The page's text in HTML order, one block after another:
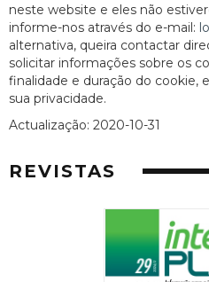
neste website e eles não
informe-nos através do e-mail:
alternativa, queira contactar
solicitar informações sobre os
finalidade e duração do cookie,
sua privacidade.
Actualização: 2020-10-31
REVISTAS